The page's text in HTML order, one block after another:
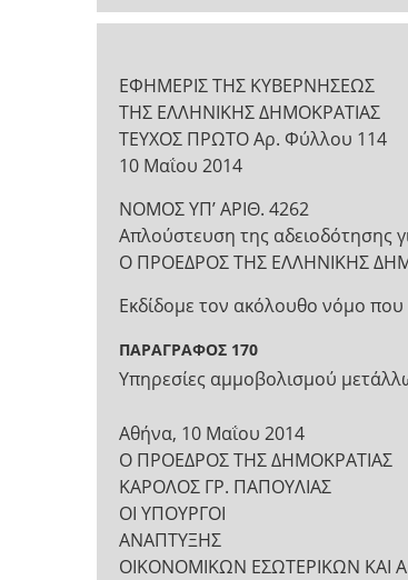
ΕΦΗΜΕΡΙΣ ΤΗΣ ΚΥΒΕΡΝΗΣΕΩΣ
ΤΗΣ ΕΛΛΗΝΙΚΗΣ ΔΗΜΟΚΡΑΤΙΑΣ
ΤΕΥΧΟΣ ΠΡΩΤΟ Αρ. Φύλλου 114
10 Μαΐου 2014
ΝΟΜΟΣ ΥΠ’ ΑΡΙΘ. 4262
Απλούστευση της αδειοδότησης
Ο ΠΡΟΕΔΡΟΣ ΤΗΣ ΕΛΛΗΝΙΚΗΣ
Εκδίδομε τον ακόλουθο νόμο
ΠΑΡΑΓΡΑΦΟΣ 170
Υπηρεσίες αμμοβολισμού
Αθήνα, 10 Μαΐου 2014
Ο ΠΡΟΕΔΡΟΣ ΤΗΣ ΔΗΜΟΚΡΑΤΙΑΣ
ΚΑΡΟΛΟΣ ΓΡ. ΠΑΠΟΥΛΙΑΣ
ΟΙ ΥΠΟΥΡΓΟΙ
ΑΝΑΠΤΥΞΗΣ
ΟΙΚΟΝΟΜΙΚΩΝ ΕΣΩΤΕΡΙΚΩΝ ΚΑΙ